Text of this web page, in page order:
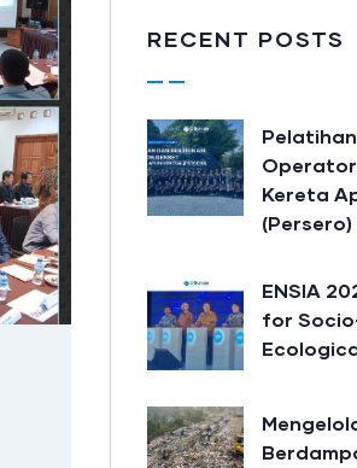
RECENT POSTS
Kereta
(Persero)
ENSIA
for